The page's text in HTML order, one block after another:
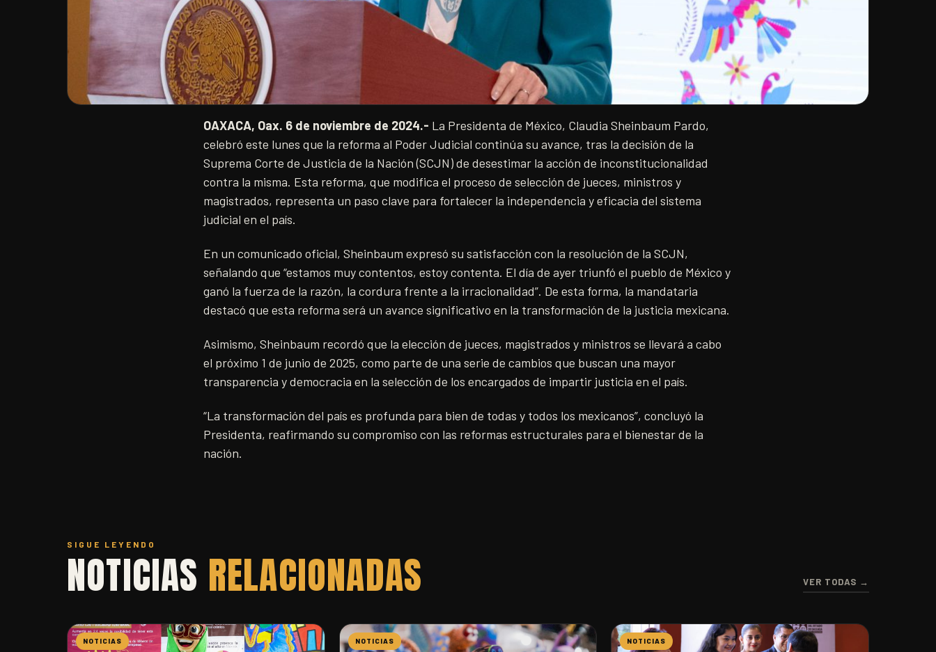
OAXACA, Oax. 6 de noviembre de 2024.- La Presidenta de México, Claudia Sheinbaum Pardo,
celebró este lunes que la reforma al Poder Judicial continúa su avance, tras la decisión de la
Suprema Corte de Justicia de la Nación (SCJN) de desestimar la acción de inconstitucionalidad
contra la misma. Esta reforma, que modifica el proceso de selección de jueces, ministros y
magistrados, representa un paso clave para fortalecer la independencia y eficacia del sistema
judicial en el país.
En un comunicado oficial, Sheinbaum expresó su satisfacción con la resolución de la SCJN,
señalando que “estamos muy contentos, estoy contenta. El día de ayer triunfó el pueblo de México y
ganó la fuerza de la razón, la cordura frente a la irracionalidad”. De esta forma, la mandataria
destacó que esta reforma será un avance significativo en la transformación de la justicia mexicana.
Asimismo, Sheinbaum recordó que la elección de jueces, magistrados y ministros se llevará a cabo
el próximo 1 de junio de 2025, como parte de una serie de cambios que buscan una mayor
transparencia y democracia en la selección de los encargados de impartir justicia en el país.
“La transformación del país es profunda para bien de todas y todos los mexicanos”, concluyó la
Presidenta, reafirmando su compromiso con las reformas estructurales para el bienestar de la
nación.
SIGUE LEYENDO
NOTICIAS RELACIONADAS VER TODAS →
NOTICIAS NOTICIAS NOTICIAS